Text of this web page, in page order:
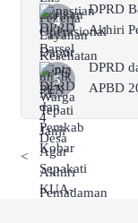
DPRD
Akhiri
DPRD
APBD
<